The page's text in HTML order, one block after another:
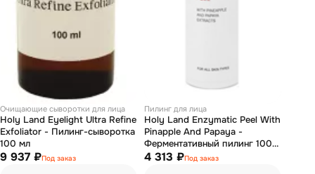
Очищающие сыворотки для лица
Holy Land Eyelight Ultra Refine
Exfoliator - Пилинг-сыворотка
100 мл
9 937 ₽Под заказ
Пилинг для лица
Holy Land Enzymatic Peel With
Pinapple And Papaya -
Ферментативный пилинг 100
мл
4 313 ₽Под заказ